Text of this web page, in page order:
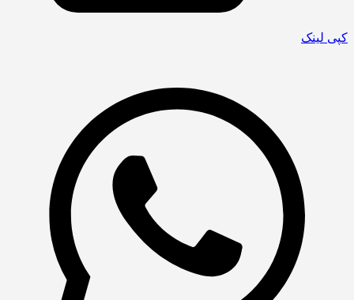
کپی لینک